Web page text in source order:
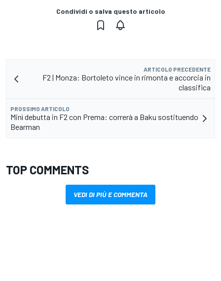
Condividi o salva questo articolo
ARTICOLO PRECEDENTE
F2 | Monza: Bortoleto vince in rimonta e accorcia in
classifica
PROSSIMO ARTICOLO
Minì debutta in F2 con Prema: correrà a Baku sostituendo
Bearman
TOP COMMENTS
VEDI DI PIÙ E COMMENTA